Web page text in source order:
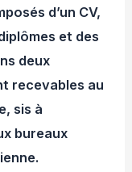
d’un CV,
et des
deux
recevables au
sis à
bureaux